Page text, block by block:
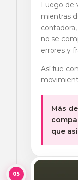
Luego de
mientras
no se
errores y
Así fue
Más
que
05